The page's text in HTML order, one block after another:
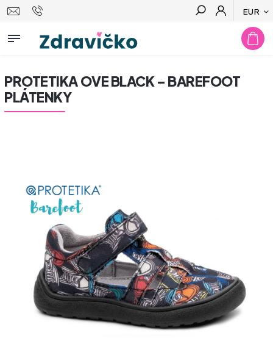
EUR
Hľadať
PROTETIKA OVE BLACK – BAREFOOT
PLÁTENKY